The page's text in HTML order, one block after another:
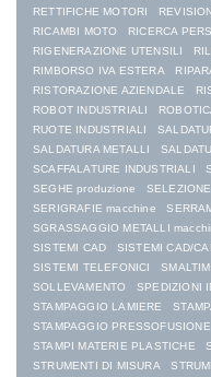
RETTIFICHE MOTORI
RICAMBI MOTO
RICERCA
RIGENERAZIONE UTENSILI
RIMBORSO IVA ESTERA
RISTORAZIONE AZIENDALE
ROBOT INDUSTRIALI
RUOTE INDUSTRIALI
SALDATURA METALLI
SCAFFALATURE INDUSTRIALI
SEGHE produzione
SERIGRAFIE macchine
SGRASSAGGIO METALLI
SISTEMI CAD
SISTEMI CAD/
SISTEMI TELEFONICI
SOLLEVAMENTO
SPEDIZIONI
STAMPAGGIO LAMIERE
STAMPAGGIO PRESSOFUSIONE
STAMPI MATERIE PLASTICHE
STRUMENTI DI MISURA